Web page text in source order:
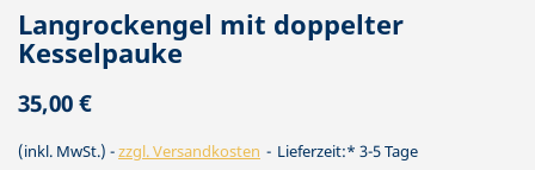
Langrockengel mit doppelter
Kesselpauke
35,00 €
(inkl. MwSt.) zzgl. Versandkosten Lieferzeit:* 3-5 Tage